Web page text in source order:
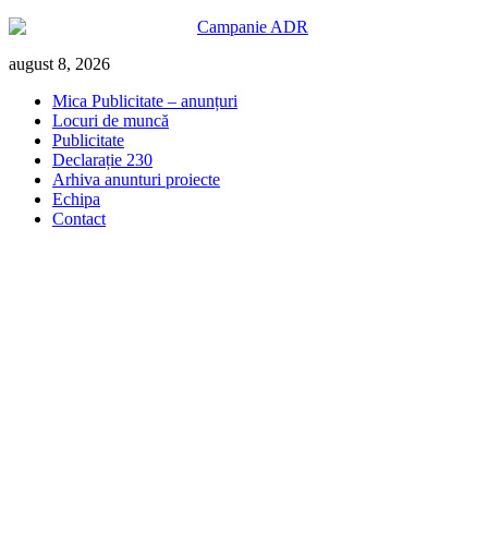
Skip
content
august 8, 2026
Mica Publicitate – anunțuri
Locuri de muncă
Publicitate
Declarație 230
Arhiva anunturi proiecte
Echipa
Contact